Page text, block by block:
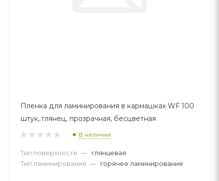
Пленка для ламинирования в кармашках WF 100
штук, глянец, прозрачная, бесцветная
В наличии
Тип поверхности — глянцевая
Тип ламинирования — горячее ламинирование